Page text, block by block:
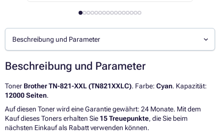
Beschreibung und Parameter
Beschreibung und Parameter
Toner Brother TN-821-XXL (TN821XXLC). Farbe: Cyan. Kapazität:
12000 Seiten.
Auf diesen Toner wird eine Garantie gewährt: 24 Monate. Mit dem
Kauf dieses Toners erhalten Sie 15 Treuepunkte, die Sie beim
nächsten Einkauf als Rabatt verwenden können.